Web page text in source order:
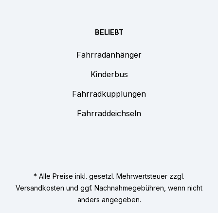
BELIEBT
Fahrradanhänger
Kinderbus
Fahrradkupplungen
Fahrraddeichseln
* Alle Preise inkl. gesetzl. Mehrwertsteuer zzgl.
Versandkosten und ggf. Nachnahmegebühren, wenn nicht
anders angegeben.